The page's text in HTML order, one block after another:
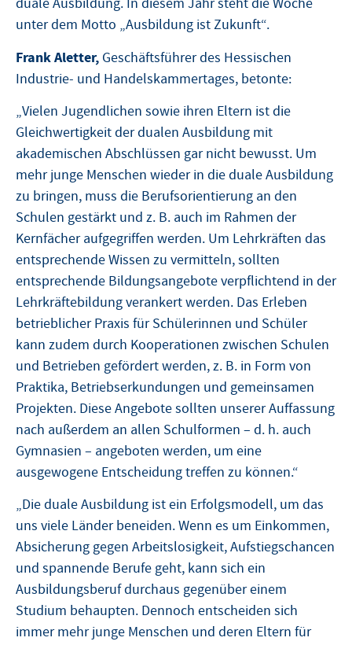
duale Ausbildung. In diesem Jahr steht die Woche
unter dem Motto „Ausbildung ist Zukunft“.
Frank Aletter, Geschäftsführer des Hessischen
Industrie- und Handelskammertages, betonte:
„Vielen Jugendlichen sowie ihren Eltern ist die
Gleichwertigkeit der dualen Ausbildung mit
akademischen Abschlüssen gar nicht bewusst. Um
mehr junge Menschen wieder in die duale Ausbildung
zu bringen, muss die Berufsorientierung an den
Schulen gestärkt und z. B. auch im Rahmen der
Kernfächer aufgegriffen werden. Um Lehrkräften das
entsprechende Wissen zu vermitteln, sollten
entsprechende Bildungsangebote verpflichtend in der
Lehrkräftebildung verankert werden. Das Erleben
betrieblicher Praxis für Schülerinnen und Schüler
kann zudem durch Kooperationen zwischen Schulen
und Betrieben gefördert werden, z. B. in Form von
Praktika, Betriebserkundungen und gemeinsamen
Projekten. Diese Angebote sollten unserer Auffassung
nach außerdem an allen Schulformen – d. h. auch
Gymnasien – angeboten werden, um eine
ausgewogene Entscheidung treffen zu können.“
„Die duale Ausbildung ist ein Erfolgsmodell, um das
uns viele Länder beneiden. Wenn es um Einkommen,
Absicherung gegen Arbeitslosigkeit, Aufstiegschancen
und spannende Berufe geht, kann sich ein
Ausbildungsberuf durchaus gegenüber einem
Studium behaupten. Dennoch entscheiden sich
immer mehr junge Menschen und deren Eltern für